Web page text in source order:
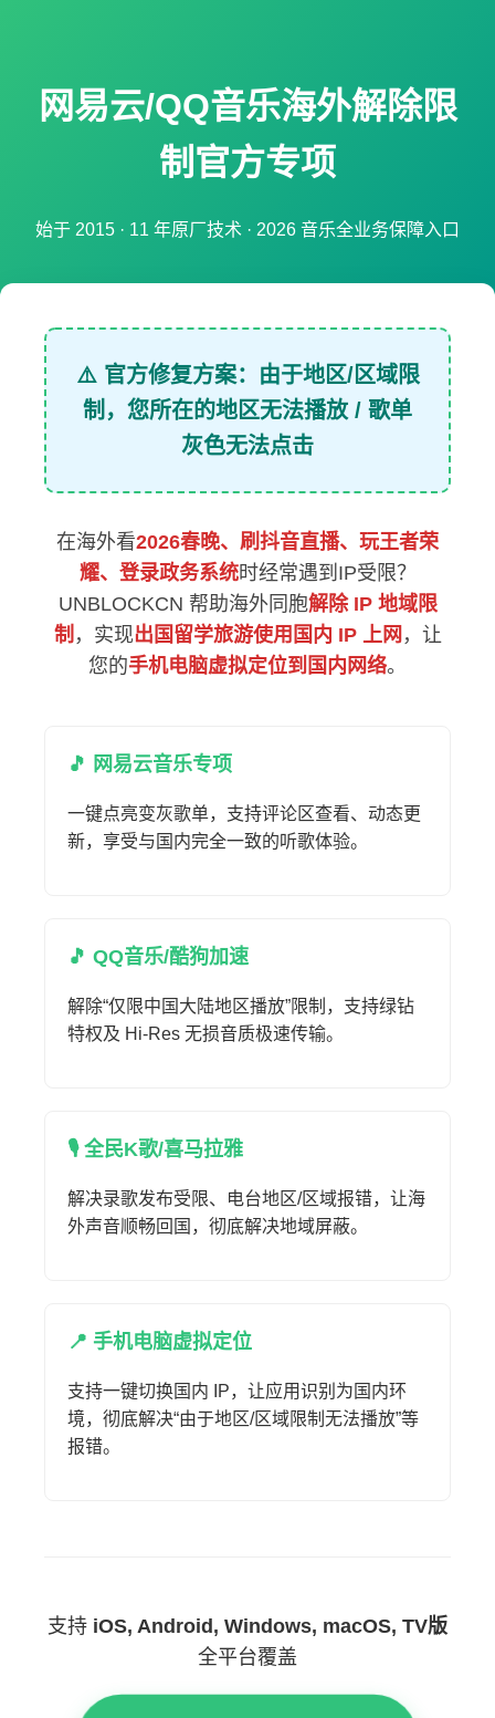
网易云/QQ音乐海外解除限
制官方专项
始于 2015 · 11 年原厂技术 · 2026 音乐全业务保障入口
⚠️ 官方修复方案：由于地区/区域限
制，您所在的地区无法播放 / 歌单
灰色无法点击
在海外看2026春晚、刷抖音直播、玩王者荣
耀、登录政务系统时经常遇到IP受限？
UNBLOCKCN 帮助海外同胞解除 IP 地域限
制 ，实现出国留学旅游使用国内 IP 上网 ，让
您的手机电脑虚拟定位到国内网络。
🎵 网易云音乐专项
一键点亮变灰歌单，支持评论区查看、动态更
新，享受与国内完全一致的听歌体验。
🎵 QQ音乐/酷狗加速
解除“仅限中国大陆地区播放”限制，支持绿钻
特权及 Hi-Res 无损音质极速传输。
🎙️ 全民K歌/喜马拉雅
解决录歌发布受限、电台地区/区域报错，让海
外声音顺畅回国，彻底解决地域屏蔽。
📍 手机电脑虚拟定位
支持一键切换国内 IP，让应用识别为国内环
境，彻底解决“由于地区/区域限制无法播放”等
报错。
支持 iOS, Android, Windows, macOS, TV版
全平台覆盖